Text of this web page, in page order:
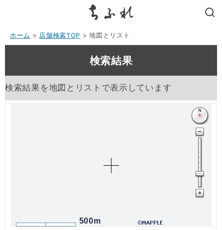
ホーム > 店舗検索TOP > 地図とリスト
検索結果
検索結果を地図とリストで表示しています
500m